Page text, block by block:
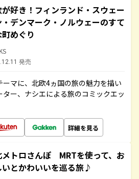
好き！フィンランド・スウェー
・デンマーク・ノルウェーのすて
めぐり
発売
マに、北欧4ヵ国の旅の魅力を描い
ー、ナシエによる旅のコミックエッ
詳細を見る
メトロさんぽ MRTを使って、お
いとかわいいを巡る旅♪